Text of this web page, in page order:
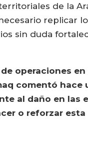
de la
replicar
sin duda
operaciones
comentó
al daño en las
o reforzar